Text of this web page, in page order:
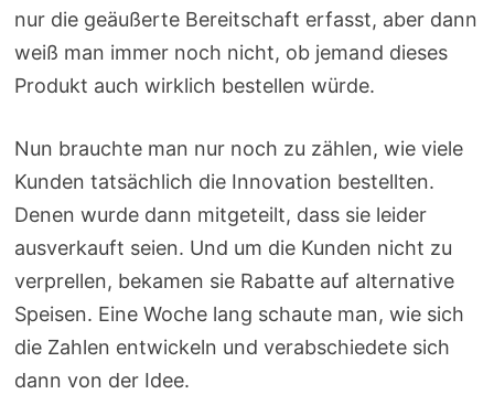
nur die geäußerte Bereitschaft erfasst, aber dann
weiß man immer noch nicht, ob jemand dieses
Produkt auch wirklich bestellen würde.
Nun brauchte man nur noch zu zählen, wie viele
Kunden tatsächlich die Innovation bestellten.
Denen wurde dann mitgeteilt, dass sie leider
ausverkauft seien. Und um die Kunden nicht zu
verprellen, bekamen sie Rabatte auf alternative
Speisen. Eine Woche lang schaute man, wie sich
die Zahlen entwickeln und verabschiedete sich
dann von der Idee.